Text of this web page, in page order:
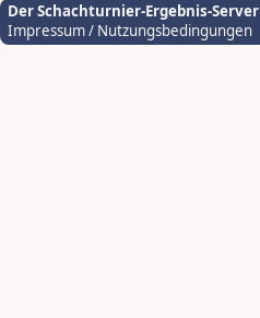
Der Schachturnier-Ergebnis-Server
Impressum / Nutzungsbedingungen